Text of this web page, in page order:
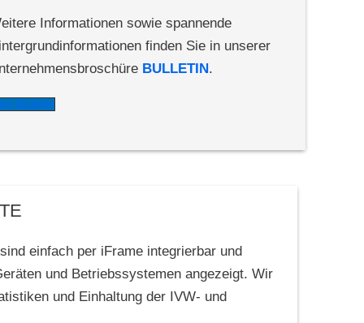
Informationen sowie spannende
finden Sie in unserer
BULLETIN.
Bulletin
einfach per iFrame integrierbar und
und Betriebssystemen angezeigt. Wir
und Einhaltung der IVW- und